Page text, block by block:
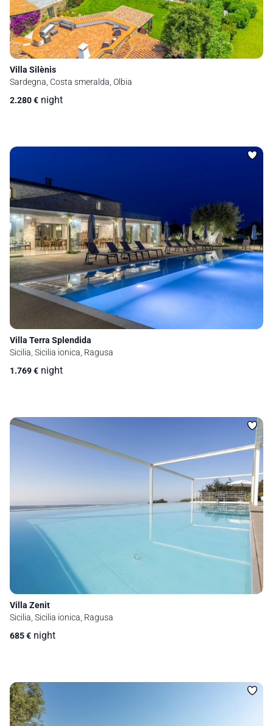
Villa Silènis
Sardegna, Costa smeralda, Olbia
2.280€ night
Villa Terra Splendida
Sicilia, Sicilia ionica, Ragusa
1.769€ night
Villa Zenit
Sicilia, Sicilia ionica, Ragusa
685€ night